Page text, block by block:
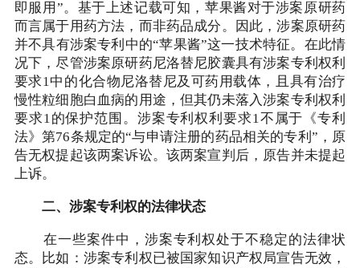
即服用”。基于上述记载可知，苹果酱对于涉案原研药
而言属于用药方法，而非药品成分。因此，涉案原研药
并不具有涉案专利中的“苹果酱”这一技术特征。在此情
况下，尽管涉案原研药尼洛替尼胶囊具有涉案专利权利
要求1中的化合物尼洛替尼及可药用载体，且具有治疗
慢性粒细胞白血病的用途，但其仍未落入涉案专利权利
要求1的保护范围。涉案专利权利要求1不属于《专利
法》第76条规定的“与申请注册的药品相关的专利”，原
告无权提起该两案诉讼。该两案宣判后，原告并未提起
上诉。
二、涉案专利权的法律状态
在一些案件中，涉案专利权处于不稳定的法律状
态。比如：涉案专利权已被国家知识产权局宣告无效，